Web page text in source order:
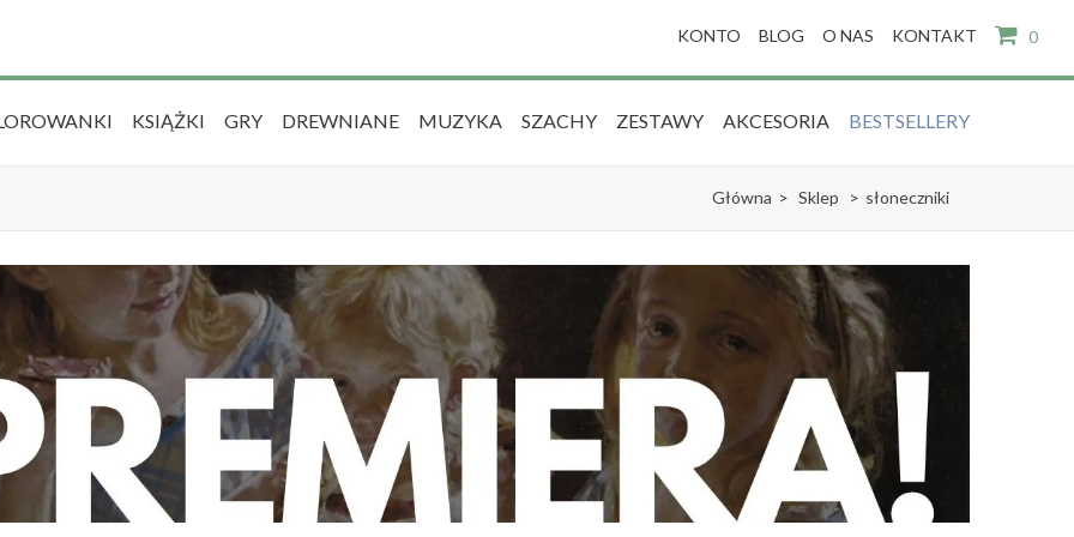
KONTO BLOG O NAS KONTAKT 0
KSIĄŻKI GRY DREWNIANE MUZYKA SZACHY ZESTAWY AKCESORIA BESTSELLERY
Główna > Sklep > słoneczniki